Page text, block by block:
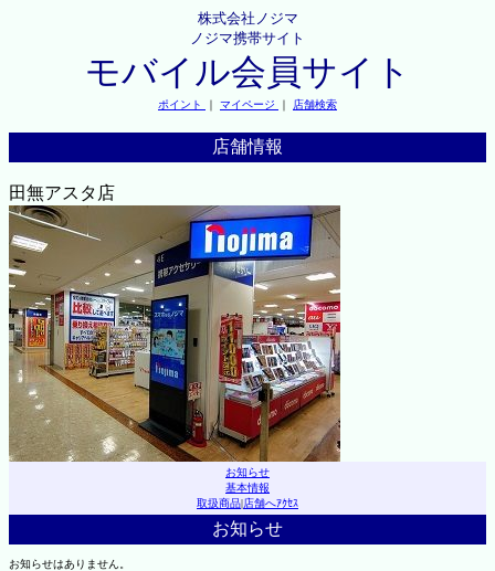
株式会社ノジマ
ノジマ携帯サイト
モバイル会員サイト
ポイント ｜ マイページ ｜ 店舗検索
店舗情報
田無アスタ店
お知らせ
基本情報
取扱商品|店舗へｱｸｾｽ
お知らせ
お知らせはありません。